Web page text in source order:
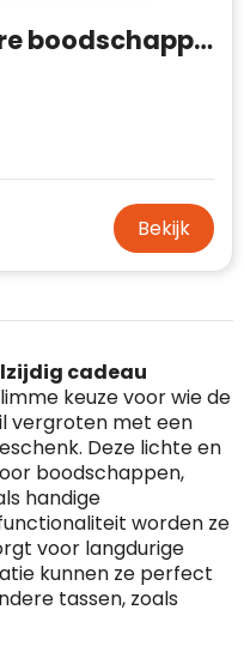
CARRIE - Opvouwbare boodschappentas 140g
Bekijk
cadeau
keuze voor wie de
vergroten met een
Deze lichte en
boodschappen,
handige
worden ze
voor langdurige
kunnen ze perfect
tassen, zoals